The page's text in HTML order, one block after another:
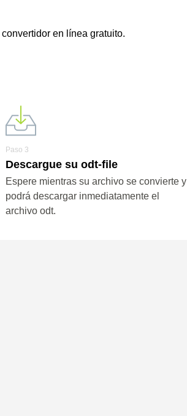
en línea gratuito.
Paso 3
Descargue su odt-file
Espere mientras su archivo se convierte y
podrá descargar inmediatamente el
archivo odt.